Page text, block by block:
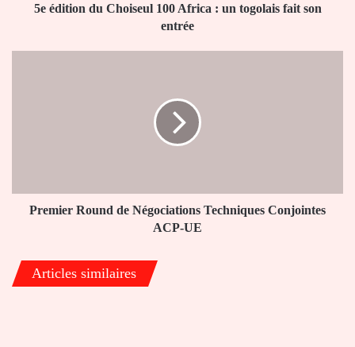
5e édition du Choiseul 100 Africa : un togolais fait son
entrée
Premier Round de Négociations Techniques Conjointes
ACP-UE
Articles similaires